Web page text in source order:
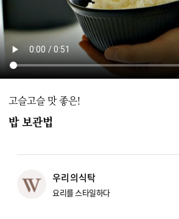
베스트
기획전
고슬고슬 맛 좋은!
밥 보관법
우리의식탁
요리를 스타일하다